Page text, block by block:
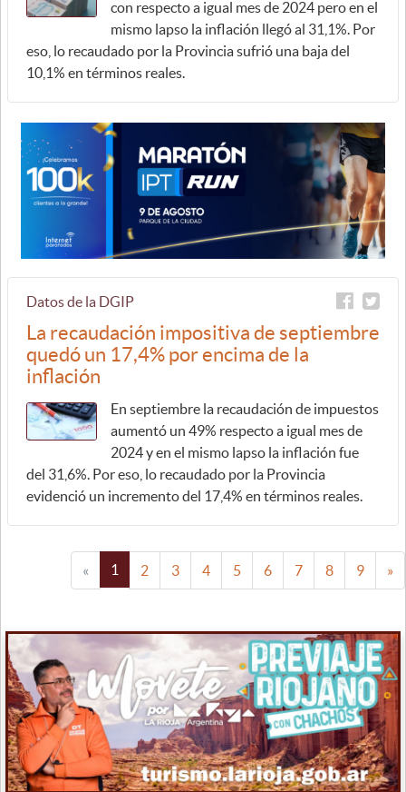
con respecto a igual mes de 2024 pero en el
mismo lapso la inflación llegó al 31,1%. Por
eso, lo recaudado por la Provincia sufrió una baja del
10,1% en términos reales.
Datos de la DGIP
La recaudación impositiva de septiembre
quedó un 17,4% por encima de la
inflación
En septiembre la recaudación de impuestos
aumentó un 49% respecto a igual mes de
2024 y en el mismo lapso la inflación fue
del 31,6%. Por eso, lo recaudado por la Provincia
evidenció un incremento del 17,4% en términos reales.
« 1 2 3 4 5 6 7 8 9 »